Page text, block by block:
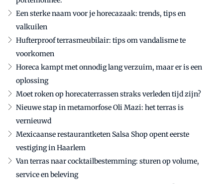
Een sterke naam voor je horecazaak: trends, tips en
valkuilen
Hufterproof terrasmeubilair: tips om vandalisme te
voorkomen
Horeca kampt met onnodig lang verzuim, maar er is een
oplossing
Moet roken op horecaterrassen straks verleden tijd zijn?
Nieuwe stap in metamorfose Oli Mazi: het terras is
vernieuwd
Mexicaanse restaurantketen Salsa Shop opent eerste
vestiging in Haarlem
Van terras naar cocktailbestemming: sturen op volume,
service en beleving